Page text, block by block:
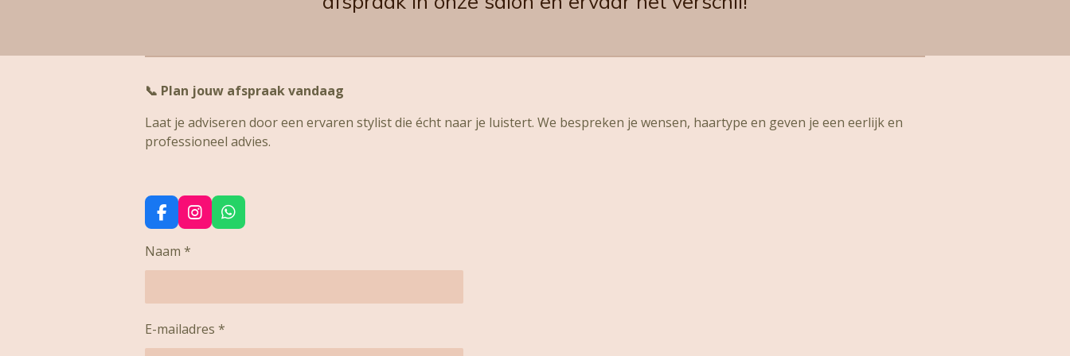
📞 Plan jouw afspraak vandaag
Laat je adviseren door een ervaren stylist die écht naar je luistert. We bespreken je wensen, haartype en geven je een eerlijk en
professioneel advies.
F
a
c
o
k
I
n
r
a
m
W
h
p
Naam *
E-mailadres *